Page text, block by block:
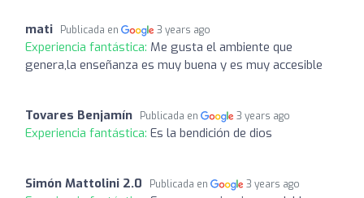
mati Publicada en 3 years ago
Experiencia fantástica: Me gusta el ambiente que
genera,la enseñanza es muy buena y es muy accesible
Tovares Benjamín Publicada en 3 years ago
Experiencia fantástica: Es la bendición de dios
Simón Mattolini 2.0 Publicada en 3 years ago